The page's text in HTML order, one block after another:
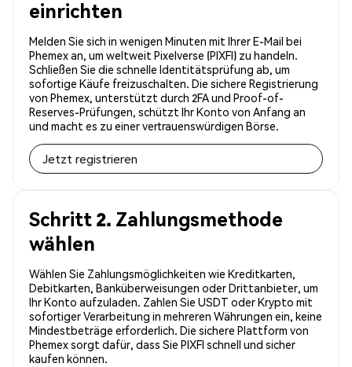
einrichten
Melden Sie sich in wenigen Minuten mit Ihrer E-Mail bei
Phemex an, um weltweit Pixelverse (PIXFI) zu handeln.
Schließen Sie die schnelle Identitätsprüfung ab, um
sofortige Käufe freizuschalten. Die sichere Registrierung
von Phemex, unterstützt durch 2FA und Proof-of-
Reserves-Prüfungen, schützt Ihr Konto von Anfang an
und macht es zu einer vertrauenswürdigen Börse.
Jetzt registrieren
Schritt 2. Zahlungsmethode
wählen
Wählen Sie Zahlungsmöglichkeiten wie Kreditkarten,
Debitkarten, Banküberweisungen oder Drittanbieter, um
Ihr Konto aufzuladen. Zahlen Sie USDT oder Krypto mit
sofortiger Verarbeitung in mehreren Währungen ein, keine
Mindestbeträge erforderlich. Die sichere Plattform von
Phemex sorgt dafür, dass Sie PIXFI schnell und sicher
kaufen können.